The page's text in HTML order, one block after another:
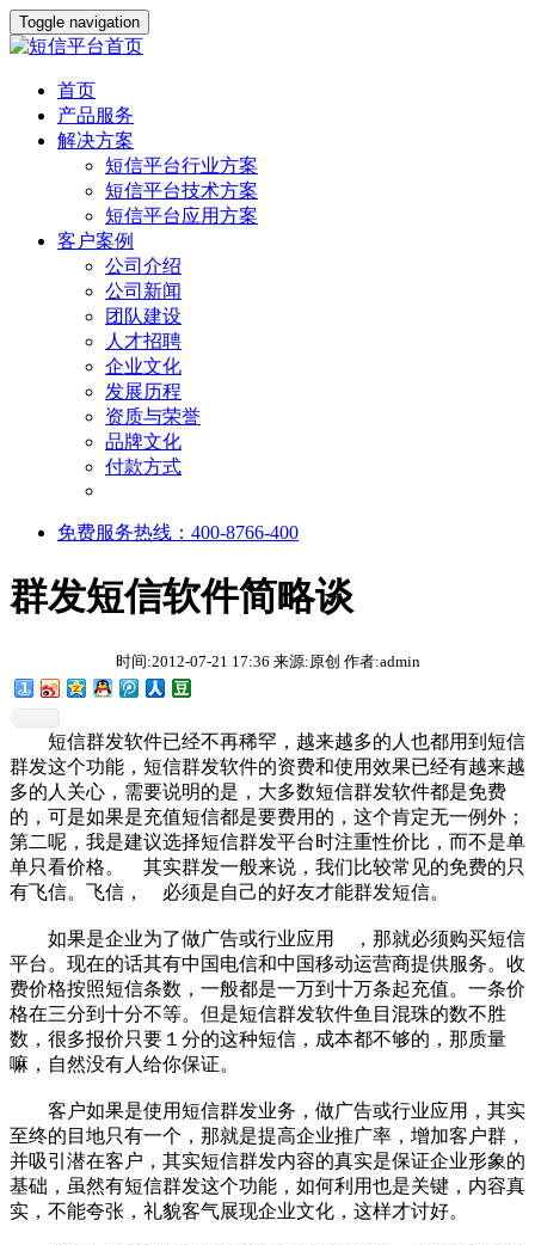
Toggle navigation
首页
产品服务
解决方案
短信平台行业方案
短信平台技术方案
短信平台应用方案
客户案例
公司介绍
公司新闻
团队建设
人才招聘
企业文化
发展历程
资质与荣誉
品牌文化
付款方式
免费服务热线：400-8766-400
群发短信软件简略谈
时间:2012-07-21 17:36 来源:原创 作者:admin
短信群发软件已经不再稀罕，越来越多的人也都用到短信
群发这个功能，短信群发软件的资费和使用效果已经有越来越
多的人关心，需要说明的是，大多数短信群发软件都是免费
的，可是如果是充值短信都是要费用的，这个肯定无一例外；
第二呢，我是建议选择短信群发平台时注重性价比，而不是单
单只看价格。 其实群发一般来说，我们比较常见的免费的只
有飞信。飞信， 必须是自己的好友才能群发短信。
如果是企业为了做广告或行业应用 ，那就必须购买短信
平台。现在的话其有中国电信和中国移动运营商提供服务。收
费价格按照短信条数，一般都是一万到十万条起充值。一条价
格在三分到十分不等。但是短信群发软件鱼目混珠的数不胜
数，很多报价只要１分的这种短信，成本都不够的，那质量
嘛，自然没有人给你保证。
客户如果是使用短信群发业务，做广告或行业应用，其实
至终的目地只有一个，那就是提高企业推广率，增加客户群，
并吸引潜在客户，其实短信群发内容的真实是保证企业形象的
基础，虽然有短信群发这个功能，如何利用也是关键，内容真
实，不能夸张，礼貌客气展现企业文化，这样才讨好。